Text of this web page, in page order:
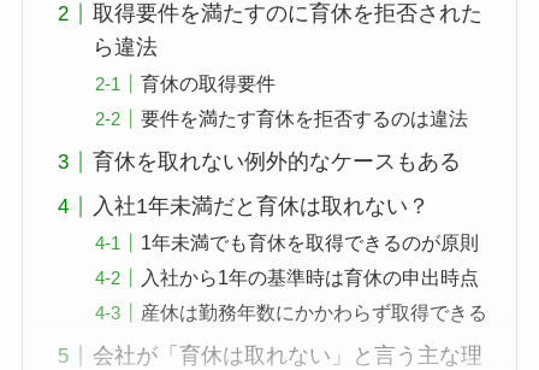
取得要件を満たすのに育休を拒否された
ら違法
育休の取得要件
要件を満たす育休を拒否するのは違法
育休を取れない例外的なケースもある
入社1年未満だと育休は取れない？
1年未満でも育休を取得できるのが原則
入社から1年の基準時は育休の申出時点
産休は勤務年数にかかわらず取得できる
会社が「育休は取れない」と言う主な理